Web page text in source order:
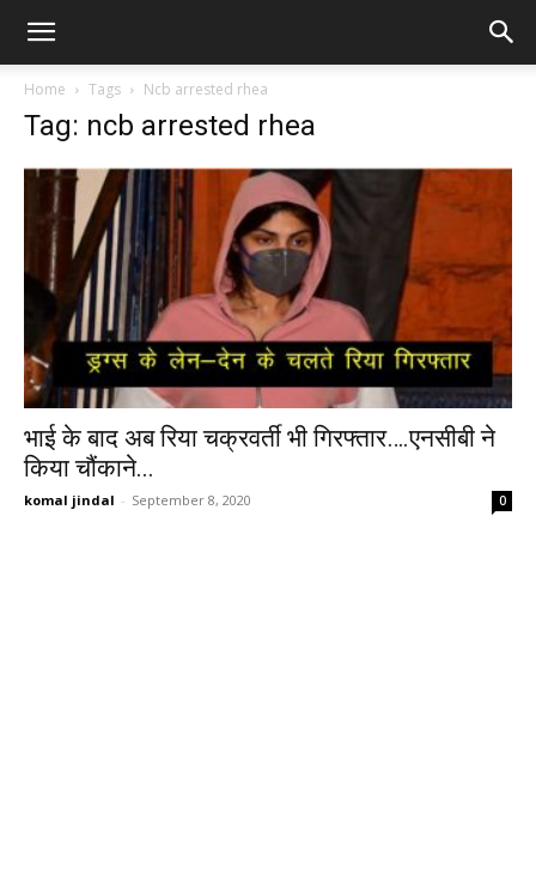
Home Tags Ncb arrested rhea
Tag: ncb arrested rhea
भाई के बाद अब रिया चक्रवर्ती भी गिरफ्तार….एनसीबी ने
किया चौंकाने...
komal jindal - September 8, 2020 0